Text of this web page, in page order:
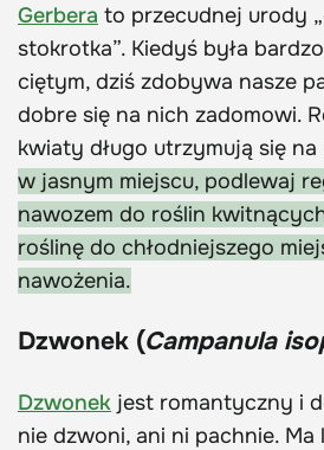
Gerbera to przecudnej urody
stokrotka”. Kiedyś była
ciętym, dziś zdobywa nasze
dobre się na nich zadomowi.
kwiaty długo utrzymują się na
w jasnym miejscu, podlewaj
nawozem do roślin
roślinę do chłodniejszego
nawożenia.
Dzwonek (Campanula
Dzwonek jest romantyczny i
nie dzwoni, ani ni pachnie. Ma